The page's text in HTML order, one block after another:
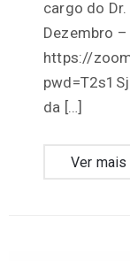
cargo do
Dezembro
https://
da […]
Ver mais